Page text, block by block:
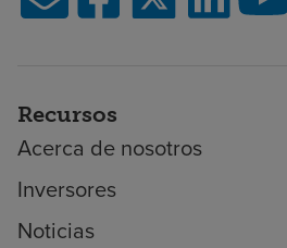
Recursos
Acerca de nosotros
Inversores
Noticias